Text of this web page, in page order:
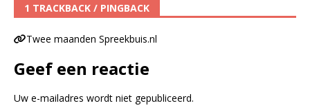
1 TRACKBACK / PINGBACK
Twee maanden Spreekbuis.nl
Geef een reactie
Uw e-mailadres wordt niet gepubliceerd.